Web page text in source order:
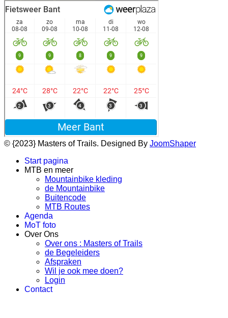
© {2023} Masters of Trails. Designed By JoomShaper
Start pagina
MTB en meer
Mountainbike kleding
de Mountainbike
Buitencode
MTB Routes
Agenda
MoT foto
Over Ons
Over ons : Masters of Trails
de Begeleiders
Afspraken
Wil je ook mee doen?
Login
Contact